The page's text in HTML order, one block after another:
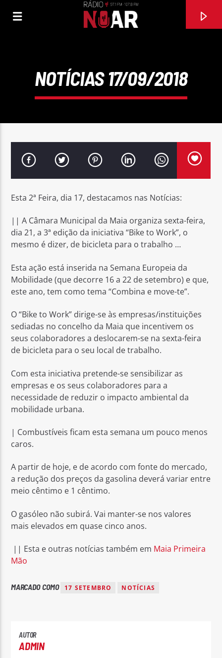
FESTANCA
Rádio No ar
NOTÍCIAS 17/09/2018
Esta 2ª Feira, dia 17, destacamos nas Notícias:
|| A Câmara Municipal da Maia organiza sexta-feira,
dia 21, a 3ª edição da iniciativa “Bike to Work”, o
mesmo é dizer, de bicicleta para o trabalho …
Esta ação está inserida na Semana Europeia da
Mobilidade (que decorre 16 a 22 de setembro) e que,
este ano, tem como tema “Combina e move-te”.
O “Bike to Work” dirige-se às empresas/instituições
sediadas no concelho da Maia que incentivem os
seus colaboradores a deslocarem-se na sexta-feira
de bicicleta para o seu local de trabalho.
Com esta iniciativa pretende-se sensibilizar as
empresas e os seus colaboradores para a
necessidade de reduzir o impacto ambiental da
mobilidade urbana.
| Combustíveis ficam esta semana um pouco menos
caros.
A partir de hoje, e de acordo com fonte do mercado,
a redução dos preços da gasolina deverá variar entre
meio cêntimo e 1 cêntimo.
O gasóleo não subirá. Vai manter-se nos valores
mais elevados em quase cinco anos.
|| Esta e outras notícias também em Maia Primeira
Mão
MARCADO COMO 17 SETEMBRO NOTÍCIAS
AUTOR
ADMIN